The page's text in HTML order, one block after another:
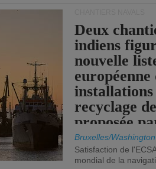
Deux
indiens
nouvelle
européenne
installations
recyclage
proposée
Bruxelles/Washington
Satisfaction de
mondial de la